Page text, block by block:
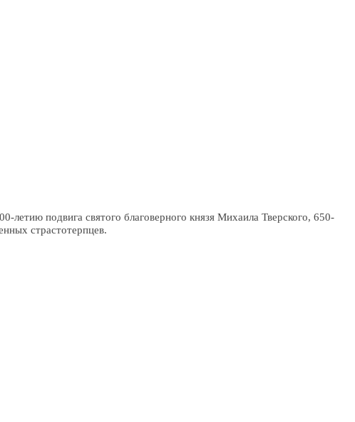
подвига святого благоверного князя Михаила Тверского, 650-
страстотерпцев.